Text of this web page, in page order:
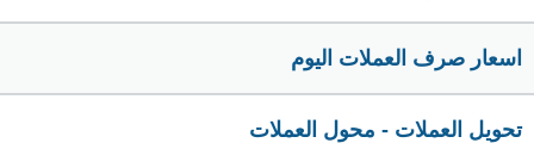
اسعار صرف العملات اليوم
تحويل العملات - محول العملات